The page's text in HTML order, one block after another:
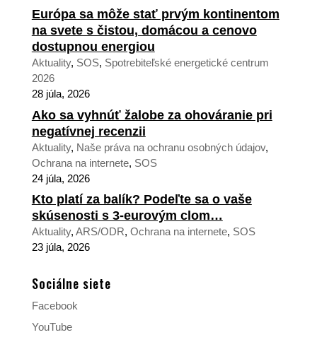
Európa sa môže stať prvým kontinentom
na svete s čistou, domácou a cenovo
dostupnou energiou
Aktuality, SOS, Spotrebiteľské energetické centrum
2026
28 júla, 2026
Ako sa vyhnúť žalobe za ohováranie pri
negatívnej recenzii
Aktuality, Naše práva na ochranu osobných údajov,
Ochrana na internete, SOS
24 júla, 2026
Kto platí za balík? Podeľte sa o vaše
skúsenosti s 3-eurovým clom…
Aktuality, ARS/ODR, Ochrana na internete, SOS
23 júla, 2026
Sociálne siete
Facebook
YouTube